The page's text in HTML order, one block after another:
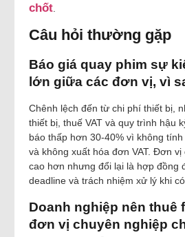
chốt
Câu hỏi thường gặp
Báo giá quay phim sự
lớn giữa các đơn vị, vì
Chênh lệch đến từ chi phí thiết bị,
thiết bị, thuế VAT và quy trình hậu
báo thấp hơn 30-40% vì không
và không xuất hóa đơn VAT. Đơn
cao hơn nhưng đổi lại là hợp đồng
deadline và trách nhiệm xử lý khi
Doanh nghiệp nên thuê
đơn vị chuyên nghiệp